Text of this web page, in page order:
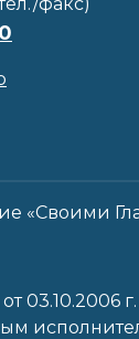
«Своими
03.10.2006